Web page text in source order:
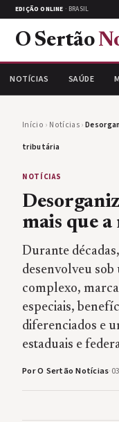
EDIÇÃO ONLINE · BRASIL
O Sertão
NOTÍCIAS SAÚDE
Início › Notícias›
tributária
NOTÍCIAS
mais que
Durante
desenvolveu
complexo,
especiais,
diferenciados e
estaduais e
Por O Sertão Notícias·